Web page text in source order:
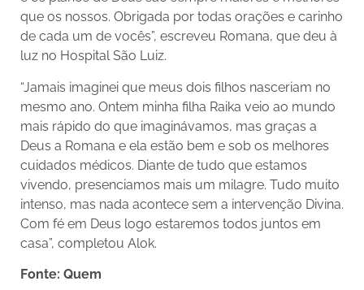
que os nossos. Obrigada por todas orações e carinho
de cada um de vocês”, escreveu Romana, que deu à
luz no Hospital São Luiz.
“Jamais imaginei que meus dois filhos nasceriam no
mesmo ano. Ontem minha filha Raika veio ao mundo
mais rápido do que imaginávamos, mas graças a
Deus a Romana e ela estão bem e sob os melhores
cuidados médicos. Diante de tudo que estamos
vivendo, presenciamos mais um milagre. Tudo muito
intenso, mas nada acontece sem a intervenção Divina.
Com fé em Deus logo estaremos todos juntos em
casa”, completou Alok.
Fonte: Quem